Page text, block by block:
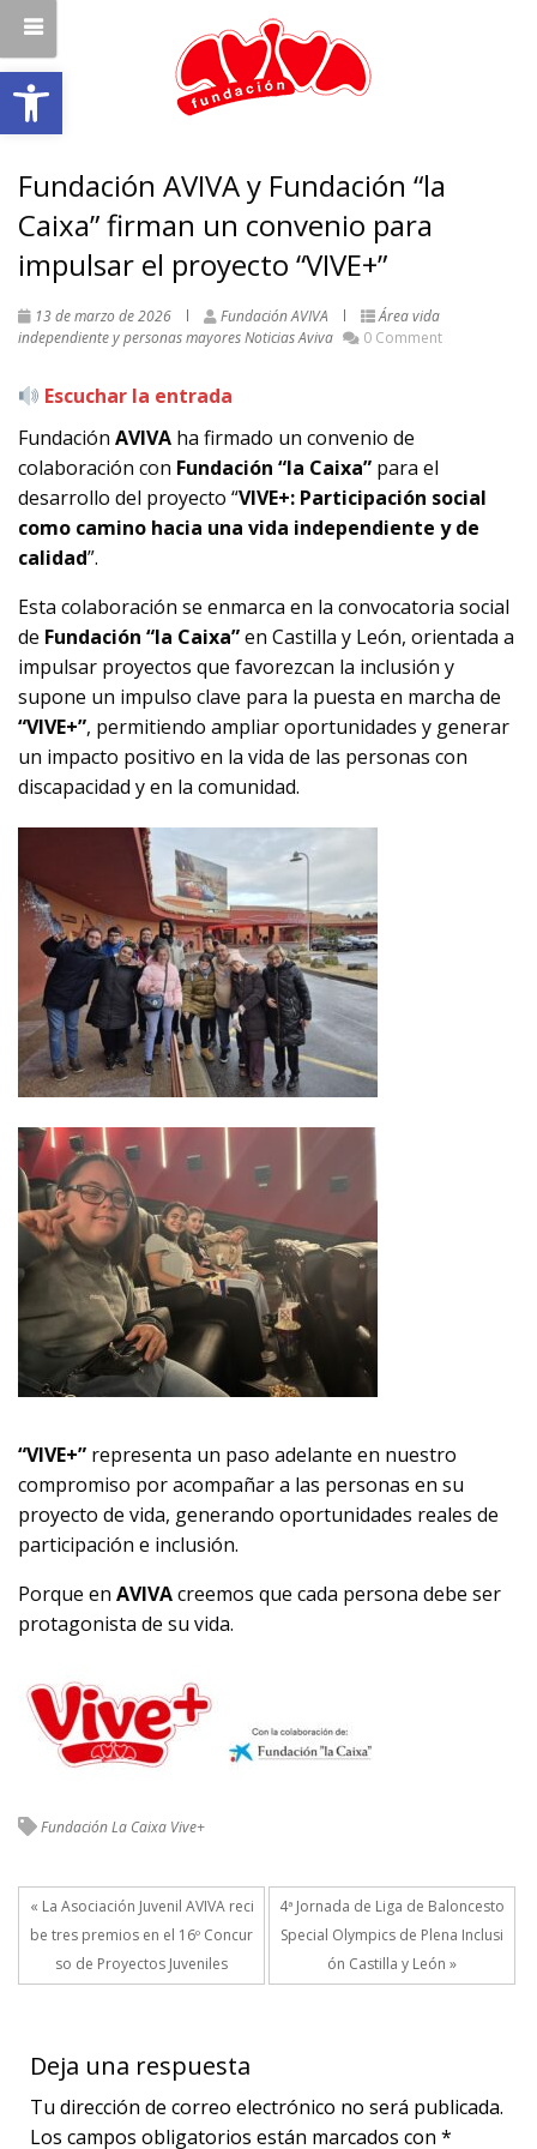
Abrir barra de herramientas
Fundación AVIVA y Fundación “la
Caixa” firman un convenio para
impulsar el proyecto “VIVE+”
13 de marzo de 2026 Fundación AVIVA
Área vida
independiente y personas mayoresNoticias Aviva 0 Comment
Escuchar la entrada
Fundación AVIVA ha firmado un convenio de
colaboración con Fundación “la Caixa” para el
desarrollo del proyecto “VIVE+: Participación social
como camino hacia una vida independiente y de
calidad”.
Esta colaboración se enmarca en la convocatoria social
de Fundación “la Caixa”en Castilla y León, orientada a
impulsar proyectos que favorezcan la inclusión y
supone un impulso clave para la puesta en marcha de
“VIVE+”, permitiendo ampliar oportunidades y generar
un impacto positivo en la vida de las personas con
discapacidad y en la comunidad.
“VIVE+” representa un paso adelante en nuestro
compromiso por acompañar a las personas en su
proyecto de vida, generando oportunidades reales de
participación e inclusión.
Porque en AVIVAcreemos que cada persona debe ser
protagonista de su vida.
Fundación La Caixa Vive+
« La Asociación Juvenil AVIVA reci
be tres premios en el 16º Concur
so de Proyectos Juveniles
4ª Jornada de Liga de Baloncesto
Special Olympics de Plena Inclusi
ón Castilla y León »
Deja una respuesta
Tu dirección de correo electrónico no será publicada.
Los campos obligatorios están marcados con *